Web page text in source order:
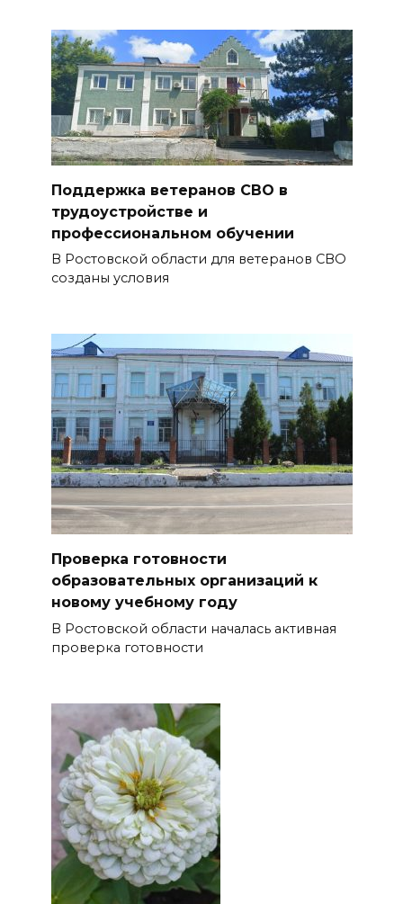
Поддержка ветеранов СВО в
трудоустройстве и
профессиональном обучении
В Ростовской области для ветеранов СВО
созданы условия
Проверка готовности
образовательных организаций к
новому учебному году
В Ростовской области началась активная
проверка готовности